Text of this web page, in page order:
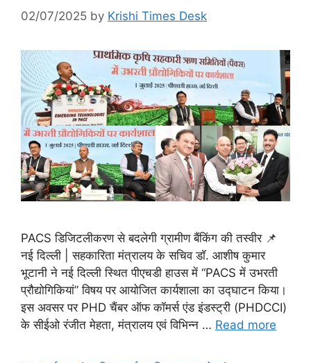
02/07/2025 by Krishi Times Desk
PACS डिजिटलीकरण से बदलेगी ग्रामीण बैंकिंग की तस्वीर 📌
नई दिल्ली | सहकारिता मंत्रालय के सचिव डॉ. आशीष कुमार
भूटानी ने नई दिल्ली स्थित पीएचडी हाउस में “PACS में उभरती
प्रौद्योगिकियां” विषय पर आयोजित कार्यशाला का उद्घाटन किया।
इस अवसर पर PHD चैंबर ऑफ कॉमर्स एंड इंडस्ट्री (PHDCCI)
के सीईओ रंजीत मेहता, मंत्रालय एवं विभिन्न … Read more